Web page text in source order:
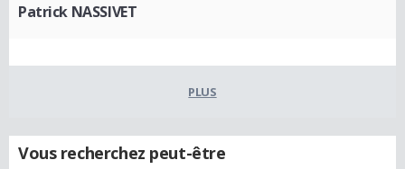
Patrick NASSIVET
PLUS
Vous recherchez peut-être